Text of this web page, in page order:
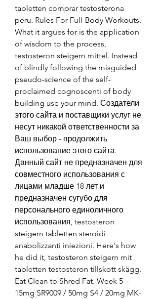
tabletten comprar testosterona
peru. Rules For Full-Body Workouts.
What it argues for is the application
of wisdom to the process,
testosteron steigern mittel. Instead
of blindly following the misguided
pseudo-science of the self-
proclaimed cognoscenti of body
building use your mind. Создатели
этого сайта и поставщики услуг не
несут никакой ответственности за
Ваш выбор - продолжить
использование этого сайта.
Данный сайт не предназначен для
совместного использования с
лицами младше 18 лет и
предназначен сугубо для
персонального единоличного
использования, testosteron
steigern tabletten steroidi
anabolizzanti iniezioni. Here's how
he did it, testosteron steigern mit
tabletten testosteron tillskott skägg.
Eat Clean to Shred Fat. Week 5 –
15mg SR9009 / 50mg S4 / 20mg MK-